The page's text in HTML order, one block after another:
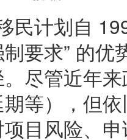
民计划自
要求” 的
尽管近年
等），但
目风险、